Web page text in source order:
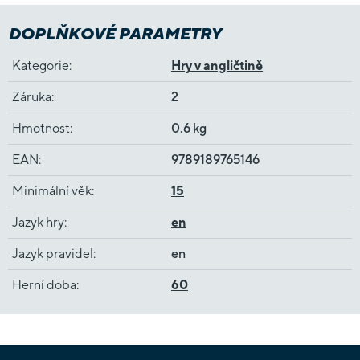
DOPLŇKOVÉ PARAMETRY
Kategorie: Hry v angličtině
Záruka: 2
Hmotnost: 0.6 kg
EAN: 9789189765146
Minimální věk: 15
Jazyk hry: en
Jazyk pravidel : en
Herní doba: 60